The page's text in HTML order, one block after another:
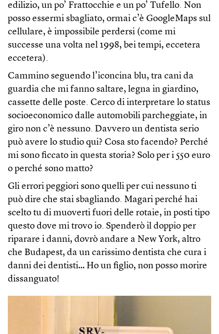
edilizio, un po’ Frattocchie e un po’ Tufello. Non
posso essermi sbagliato, ormai c’è GoogleMaps sul
cellulare, è impossibile perdersi (come mi
successe una volta nel 1998, bei tempi, eccetera
eccetera).
Cammino seguendo l’iconcina blu, tra cani da
guardia che mi fanno saltare, legna in giardino,
cassette delle poste. Cerco di interpretare lo status
socioeconomico dalle automobili parcheggiate, in
giro non c’è nessuno. Davvero un dentista serio
può avere lo studio qui? Cosa sto facendo? Perché
mi sono ficcato in questa storia? Solo per i 550 euro
o perché sono matto?
Gli errori peggiori sono quelli per cui nessuno ti
può dire che stai sbagliando. Magari perché hai
scelto tu di muoverti fuori delle rotaie, in posti tipo
questo dove mi trovo io. Spenderò il doppio per
riparare i danni, dovrò andare a New York, altro
che Budapest, da un carissimo dentista che cura i
danni dei dentisti… Ho un figlio, non posso morire
dissanguato!